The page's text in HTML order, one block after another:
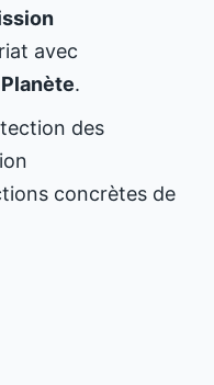
avec
.
des
concrètes de